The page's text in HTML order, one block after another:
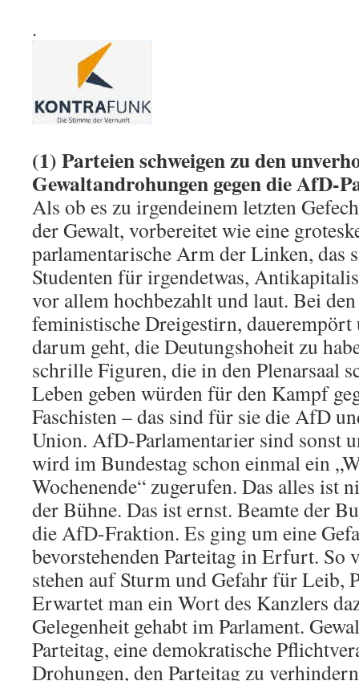
.
(1) Parteien schweigen zu den
Gewaltandrohungen gegen die AfD-
Als ob es zu irgendeinem letzten
der Gewalt, vorbereitet wie eine
parlamentarische Arm der Linken, das
Studenten für irgendetwas,
vor allem hochbezahlt und laut. Bei
feministische Dreigestirn,
darum geht, die Deutungshoheit zu
schrille Figuren, die in den Plenarsaal
Leben geben würden für den Kampf
Faschisten – das sind für sie die AfD
Union. AfD-Parlamentarier sind sonst
wird im Bundestag schon einmal ein
Wochenende“ zugerufen. Das alles ist
der Bühne. Das ist ernst. Beamte der
die AfD-Fraktion. Es ging um eine
bevorstehenden Parteitag in Erfurt. So
stehen auf Sturm und Gefahr für Leib,
Erwartet man ein Wort des Kanzlers
Gelegenheit gehabt im Parlament.
Parteitag, eine demokratische
Drohungen, den Parteitag zu